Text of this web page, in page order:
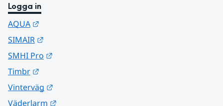
Logga in
AQUA
SIMAIR
SMHI Pro
Timbr
Vinterväg
Väderlarm